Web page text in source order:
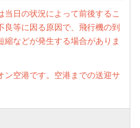
日の状況によって前後するこ
良等に因る原因で、飛行機の到
などが発生する場合がありま
空港です。空港までの送迎サ